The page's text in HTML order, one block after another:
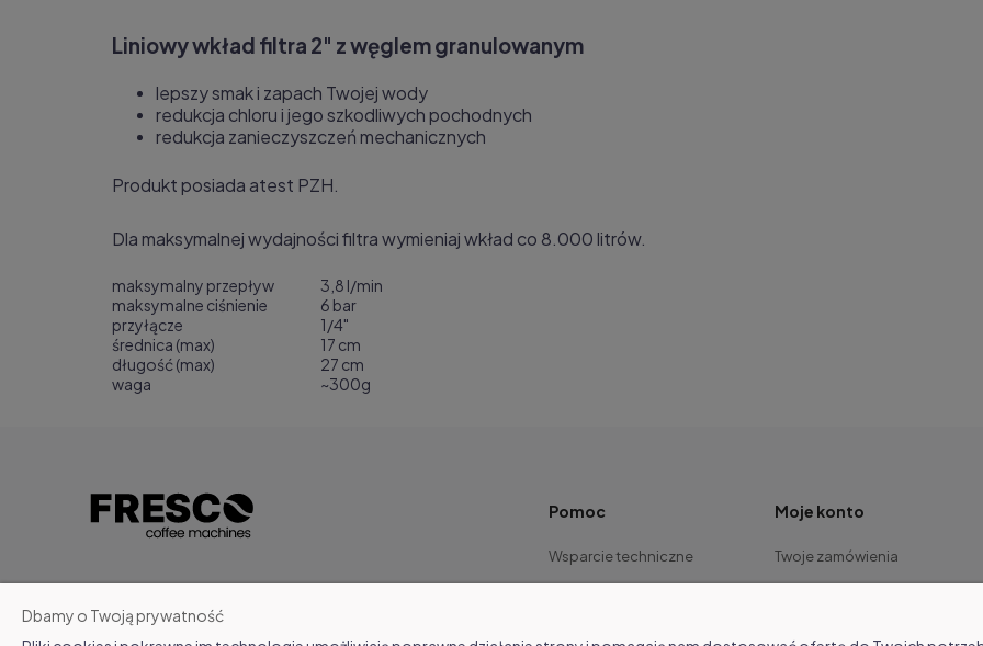
Liniowy wkład filtra 2" z węglem granulowanym
lepszy smak i zapach Twojej wody
redukcja chloru i jego szkodliwych pochodnych
redukcja zanieczyszczeń mechanicznych
Produkt posiada atest PZH.
Dla maksymalnej wydajności filtra wymieniaj wkład co 8.000 litrów.
maksymalny przepływ
3,8 l/min
maksymalne ciśnienie
6 bar
przyłącze
1/4"
średnica (max)
17 cm
długość (max)
27 cm
waga
~300g
Pomoc
Wsparcie techniczne
Dla serwisu
Moje konto
Twoje zamówienia
Ustawienia konta
Dbamy o Twoją prywatność